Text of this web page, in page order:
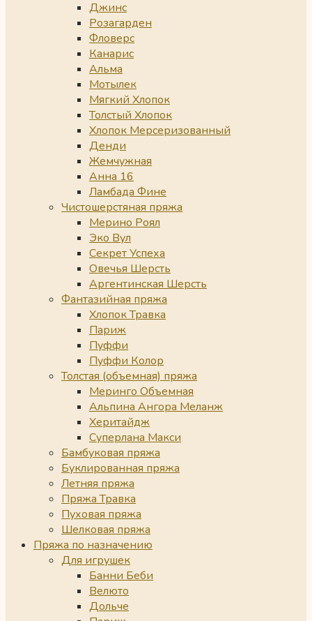
Джинс
Розагарден
Фловерс
Канарис
Альма
Мотылек
Мягкий Хлопок
Толстый Хлопок
Хлопок Мерсеризованный
Денди
Жемчужная
Анна 16
Ламбада Фине
Чистошерстяная пряжа
Мерино Роял
Эко Вул
Секрет Успеха
Овечья Шерсть
Аргентинская Шерсть
Фантазийная пряжа
Хлопок Травка
Париж
Пуффи
Пуффи Колор
Толстая (объемная) пряжа
Меринго Объемная
Альпина Ангора Меланж
Херитайдж
Суперлана Макси
Бамбуковая пряжа
Буклированная пряжа
Летняя пряжа
Пряжа Травка
Пуховая пряжа
Шелковая пряжа
Пряжа по назначению
Для игрушек
Банни Беби
Велюто
Дольче